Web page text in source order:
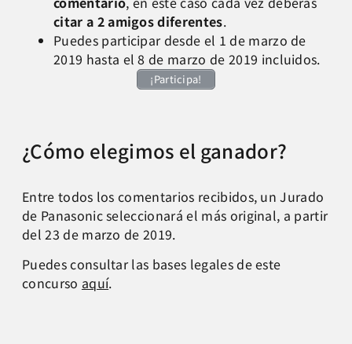
citar a 2 amigos diferentes.
Puedes participar desde el 1 de marzo de
2019 hasta el 8 de marzo de 2019 incluidos.
¡Participa!
¿Cómo elegimos el ganador?
Entre todos los comentarios recibidos, un Jurado
de Panasonic seleccionará el más original, a partir
del 23 de marzo de 2019.
Puedes consultar las bases legales de este
concurso aquí.